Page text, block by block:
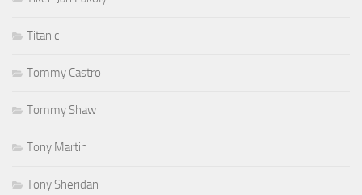
Titanic
Tommy Castro
Tommy Shaw
Tony Martin
Tony Sheridan